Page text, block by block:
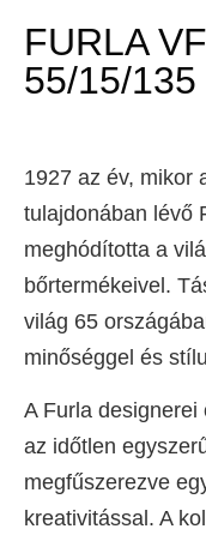
FURLA
55/15/135
1927 az év, mikor
tulajdonában lévő
meghódította a
bőrtermékeivel.
világ 65
minőséggel és
A Furla designerei
az időtlen
megfűszerezve
kreativitással. A